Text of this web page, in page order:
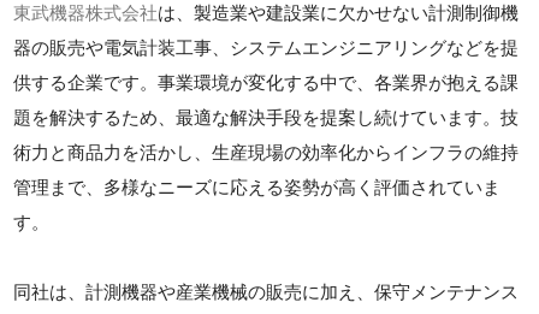
東武機器株式会社は、製造業や建設業に欠かせない計測制御機
器の販売や電気計装工事、システムエンジニアリングなどを提
供する企業です。事業環境が変化する中で、各業界が抱える課
題を解決するため、最適な解決手段を提案し続けています。技
術力と商品力を活かし、生産現場の効率化からインフラの維持
管理まで、多様なニーズに応える姿勢が高く評価されていま
す。
同社は、計測機器や産業機械の販売に加え、保守メンテナンス